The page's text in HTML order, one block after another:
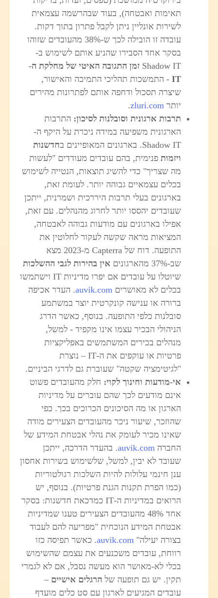
תאימות ואבטחה), בעוד שבהרשמה עצמאית
לשירות אונליין ניתן לקבל פתרון בתוך דקות.
עובדה זו הובילה לכך ש-38% מהעובדים שזוהו
בסקר אחד הסבירו שהניע אותם לשימוש ב-
Shadow IT זמן התגובה האיטי של מחלקת ה-
- התמשכות תהליכי התמיכה והאישור,
שיצרה תסכול ודחפה אותם לפתרונות מהירים
zluri.com
.
תרבות ארגונית וסובלנות לסיכון :התרבות
הארגונית משפיעה במידה ניכרת על היקף ה-
Shadow IT. בארגונים המאופיינים ב
חדשנות
פנימית, בהם עובדים מעודדים "לעשות
מה שצריך" כדי להשיג תוצאות, הנטייה לשימוש
בכלים עצמאיים גבוהה יותר. לעומת זאת,
בארגונים בעלי תרבות היררכית ושמרנית, ייתכן
שעובדים יהססו יותר לחרוג מהנהלים. עם זאת,
אפילו בארגונים עם מודעות גבוהה לאבטחה,
המציאות מראה שקשה לעקור לחלוטין את
התופעה. דוח של Capterra מ-2023 מצא
אין בהירות לגבי ההשלכות
שיוטלו על עובדים אם יפרו מדיניות IT וישתמשו
בכלים לא מאושריםauvik.com. העדר אכיפה
ברורה או ענישה קונקרטית יוצר במשתמע
סובלנות כלפי התופעה. בנוסף, כאשר הדרג
הניהולי הבכיר עצמו אינו מקפיד - למשל,
מנהלים בכירים המשתמשים באפליקציות
פרטיות או עוקפים את ה-IT – נוצרת
"לגיטימציה שקטה" שעוברת גם לדרגי הביניים.
אי-מודעות וחינוך לקוי:חלק מהעובדים פשוט
אינם מודעים לכך שהם עוברים על מדיניות
הארגון או מה הסיכונים הכרוכים בכך. כפי
שהוזכר, שיעור ניכר מהעובדים הצעירים מודה
שאינו מכיר לעומק את נהלי אבטחת המידע של
החברהauvik.com. בהעדר הדרכה, ייתכן
שעובד לא יבין, למשל, שלשימוש בשירות אחסון
ענן חינמי עלולות להיות השלכות רגולטוריות
(כמו הפרת תקנות הגנת פרטיות). בנוסף, יש
הרואים במדיניות ה-IT כמדכאת חדשנות: בסקר
אחד 48% מהעובדים הצעירים טענו שמדיניות
אבטחת המידע הנוכחית "מפריעה להם לעבוד
בצורה יעילה"auvik.com. כאשר תפיסה כזו
רווחת, עובדים משכנעים את עצמם שהשימוש
בכלי לא-מאושר הוא מעשה נסבל, אם לא לגמרי
תקין. יש גם תופעה שלהרגלים אישיים–
עובדים המגיעים לארגון עם סט כלים מועדף